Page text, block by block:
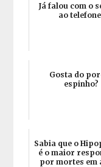
Já falou com o
ao
Gosta do
espinho?
Sabia que o
é o maior
por mortes em